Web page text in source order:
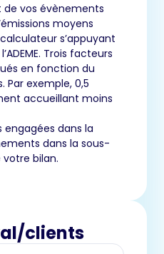
de vos évènements
moyens
s’appuyant
Trois facteurs
en fonction du
exemple, 0,5
accueillant moins
engagées dans la
dans la sous-
bilan.
clients